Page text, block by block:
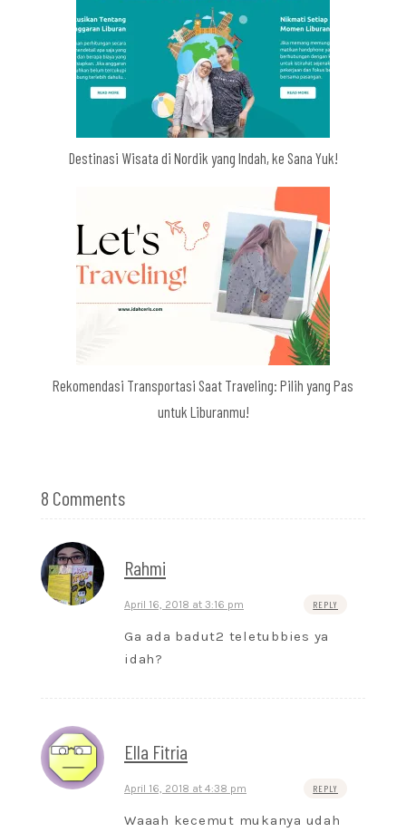
Destinasi Wisata di Nordik yang Indah, ke Sana Yuk!
Rekomendasi Transportasi Saat Traveling: Pilih yang Pas
untuk Liburanmu!
8 Comments
Rahmi
April 16, 2018 at 3:16 pm REPLY
Ga ada badut2 teletubbies ya
idah?
Ella Fitria
April 16, 2018 at 4:38 pm REPLY
Waaah kecemut mukanya udah